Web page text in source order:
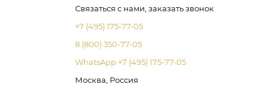
Связаться с нами, заказать звонок
+7 (495) 175-77-05
8 (800) 350-77-05
WhatsApp +7 (495) 175-77-05
Москва, Россия